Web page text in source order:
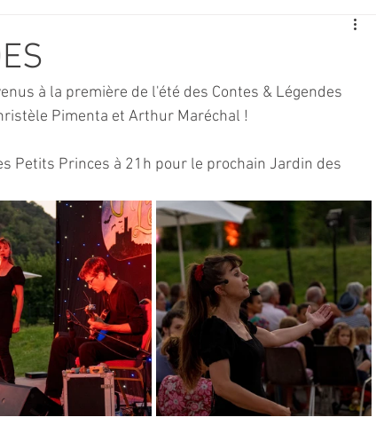
TOURISME ARCHIVES ET PATRIMOINE
SENIORS Activité culture & musique
CENTRE DE LOISIRS PREVENTION DE LA DELINQUANCE
à la première de l'été des Contes & Légendes
Pimenta et Arthur Maréchal !
Petits Princes à 21h pour le prochain Jardin des